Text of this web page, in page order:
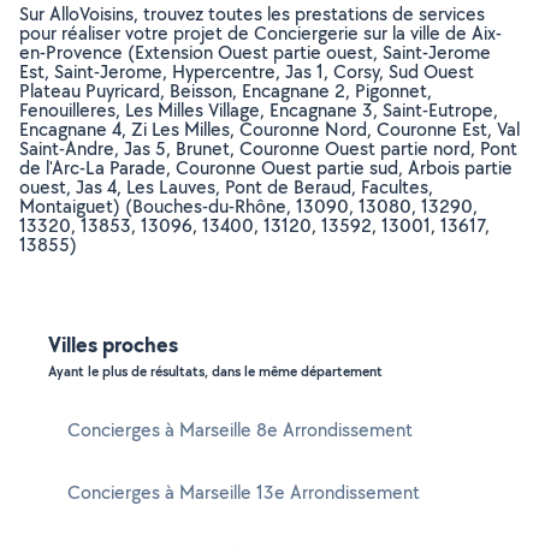
Sur AlloVoisins, trouvez toutes les prestations de services
pour réaliser votre projet de Conciergerie sur la ville de Aix-
en-Provence (Extension Ouest partie ouest, Saint-Jerome
Est, Saint-Jerome, Hypercentre, Jas 1, Corsy, Sud Ouest
Plateau Puyricard, Beisson, Encagnane 2, Pigonnet,
Fenouilleres, Les Milles Village, Encagnane 3, Saint-Eutrope,
Encagnane 4, Zi Les Milles, Couronne Nord, Couronne Est, Val
Saint-Andre, Jas 5, Brunet, Couronne Ouest partie nord, Pont
de l'Arc-La Parade, Couronne Ouest partie sud, Arbois partie
ouest, Jas 4, Les Lauves, Pont de Beraud, Facultes,
Montaiguet) (Bouches-du-Rhône, 13090, 13080, 13290,
13320, 13853, 13096, 13400, 13120, 13592, 13001, 13617,
13855)
Villes proches
Ayant le plus de résultats, dans le même département
Concierges à Marseille 8e Arrondissement
Concierges à Marseille 13e Arrondissement